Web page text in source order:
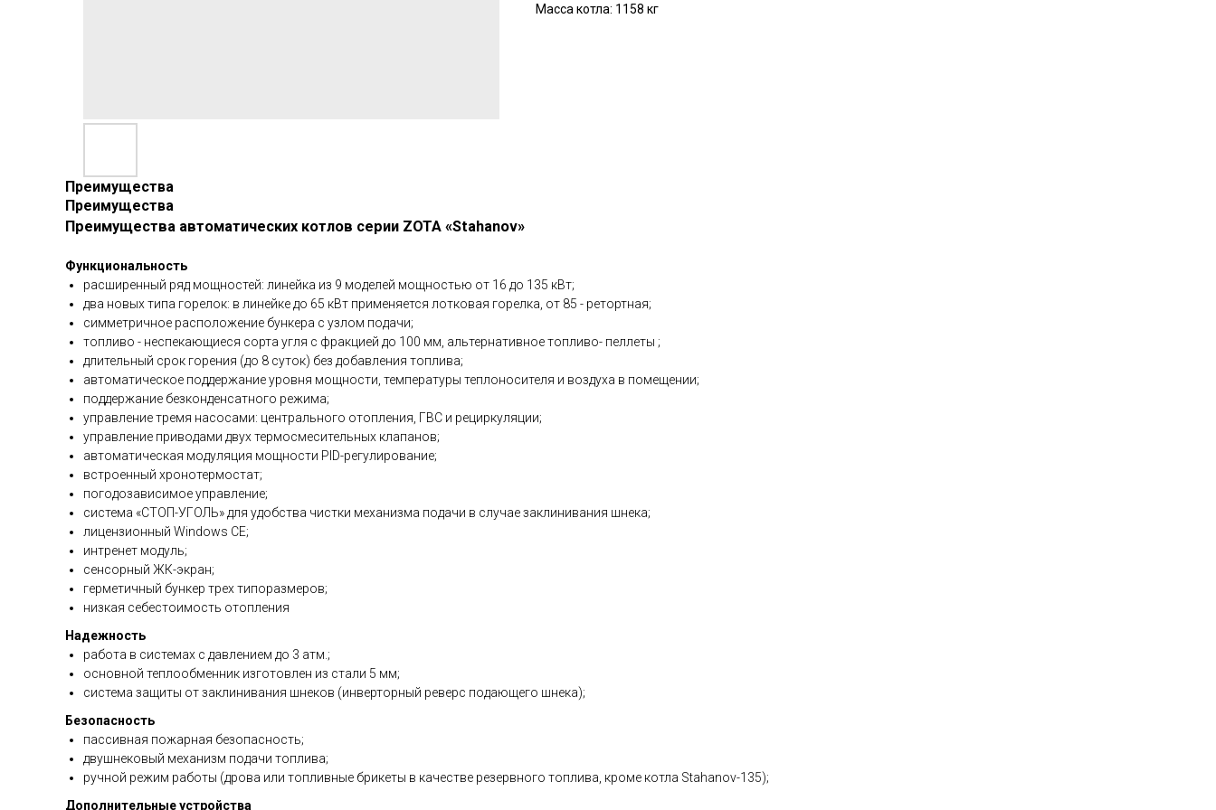
Масса котла: 1158 кг
Преимущества
Преимущества
Преимущества автоматических котлов серии ZOTA «Stahanov»
Функциональность
расширенный ряд мощностей: линейка из 9 моделей мощностью от 16 до 135 кВт;
два новых типа горелок: в линейке до 65 кВт применяется лотковая горелка, от 85 - ретортная;
симметричное расположение бункера с узлом подачи;
топливо - неспекающиеся сорта угля с фракцией до 100 мм, альтернативное топливо- пеллеты ;
длительный срок горения (до 8 суток) без добавления топлива;
автоматическое поддержание уровня мощности, температуры теплоносителя и воздуха в помещении;
поддержание безконденсатного режима;
управление тремя насосами: центрального отопления, ГВС и рециркуляции;
управление приводами двух термосмесительных клапанов;
автоматическая модуляция мощности PID-регулирование;
встроенный хронотермостат;
погодозависимое управление;
cистема «СТОП-УГОЛЬ» для удобства чистки механизма подачи в случае заклинивания шнека;
лицензионный Windows CE;
интренет модуль;
сенсорный ЖК-экран;
герметичный бункер трех типоразмеров;
низкая себестоимость отопления
Надежность
работа в системах с давлением до 3 атм.;
основной теплообменник изготовлен из стали 5 мм;
система защиты от заклинивания шнеков (инверторный реверс подающего шнека);
Безопасность
пассивная пожарная безопасность;
двушнековый механизм подачи топлива;
ручной режим работы (дрова или топливные брикеты в качестве резервного топлива, кроме котла Stahanov-135);
Дополнительные устройства